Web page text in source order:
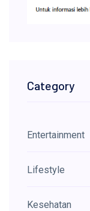
Category
Entertainment
Lifestyle
Kesehatan